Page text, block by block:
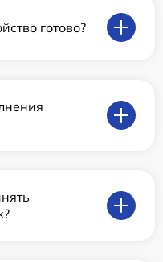
готово?